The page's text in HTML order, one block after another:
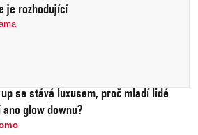
je rozhodující
up se stává luxusem, proč mladí lidé
glow downu?